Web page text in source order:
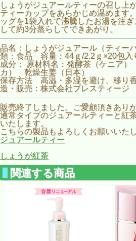
しょうがジュアールティーの召し上
ティーカップをあらかじめ温めます
ッグを1袋入れて沸騰したお湯を注
して約3分蒸らしてできあがり。
品名：しょうがジュアール（ティ
類：食品 容量：44ｇ/2.2ｇ×20包入
成分： 原材料名：発酵茶（ケニア
カ） 乾燥生姜（日本）
保存方法 高温・多湿を避け、移り
造・販売：株式会社プレスティー
販売終了しました。ご愛顧頂きあり
通常タイプのジュアールティーと紅
いたします。
こちらの製品もよろしくお願いいたし
ジュアールティー
しょうが紅茶
関連する商品